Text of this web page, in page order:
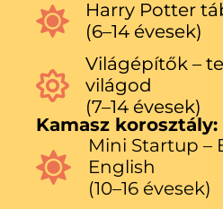
Harry Potter
(6–14 évesek)
Világépítők –
világod
(7–14 évesek)
Kamasz korosztály:
Mini Startup –
English
(10–16 évesek)